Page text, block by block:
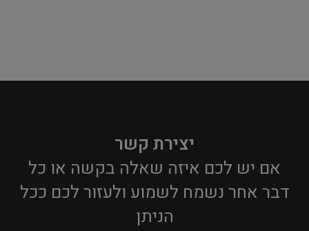
יצירת קשר
אם יש לכם איזה שאלה בקשה או כל
דבר אחר נשמח לשמוע ולעזור לכם ככל
הניתן​